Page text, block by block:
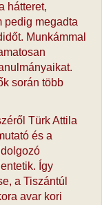
hátteret,
pedig megadta
Munkámmal
során több
Türk Attila
és a
Így
a Tiszántúl
avar kori